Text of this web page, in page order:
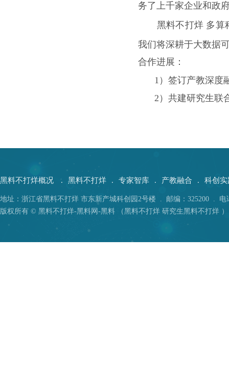
务了上千家企业和政
黑料不打烊 多算
我们将深耕于大数据
合作进展：
1）签订产教深度
2）共建研究生联
黑料不打烊概况 . 黑料不打烊 . 专家智库 . 产教融合 . 科创实
地址：浙江省黑料不打烊 市东新产城科创园2号楼 . 邮编：325200 . 电
版权所有 © 黑料不打烊-黑料网-黑料 （黑料不打烊 研究生黑料不打烊